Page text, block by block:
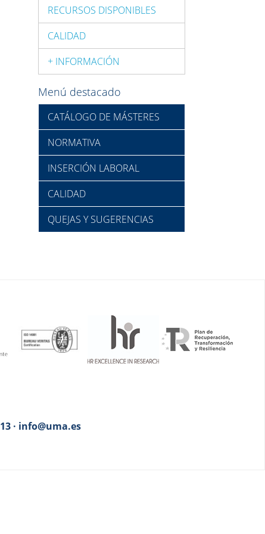
RECURSOS DISPONIBLES
CALIDAD
+ INFORMACIÓN
Menú destacado
CATÁLOGO DE MÁSTERES
NORMATIVA
INSERCIÓN LABORAL
CALIDAD
QUEJAS Y SUGERENCIAS
· info@uma.es